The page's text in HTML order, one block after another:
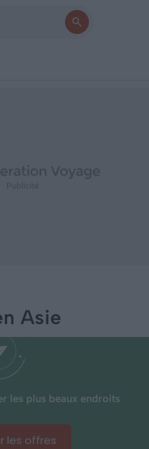
Asie
les plus beaux endroits
les offres